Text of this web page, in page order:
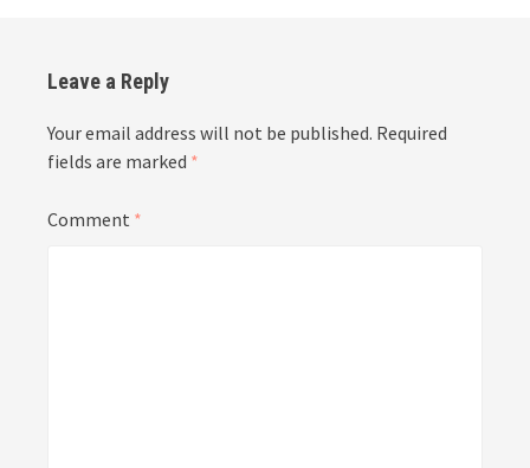
Leave a Reply
Your email address will not be published. Required
fields are marked *
Comment *